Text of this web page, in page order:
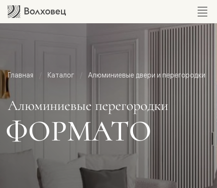
Главная Каталог Алюминиевые двери и перегородки
Алюминиевые перегородки
ФОРМАТО